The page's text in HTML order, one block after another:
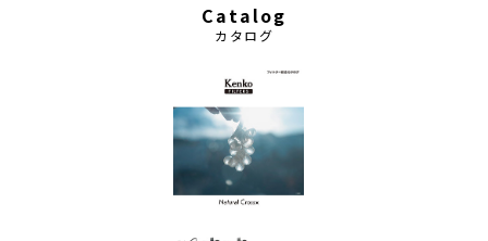
Catalog
カタログ